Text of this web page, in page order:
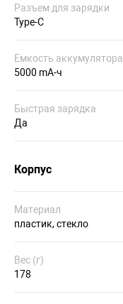
Разъем для зарядки
Type-C
Емкость аккумулятора
5000 mA-ч
Быстрая зарядка
Да
Корпус
Материал
пластик, стекло
Вес (г)
178